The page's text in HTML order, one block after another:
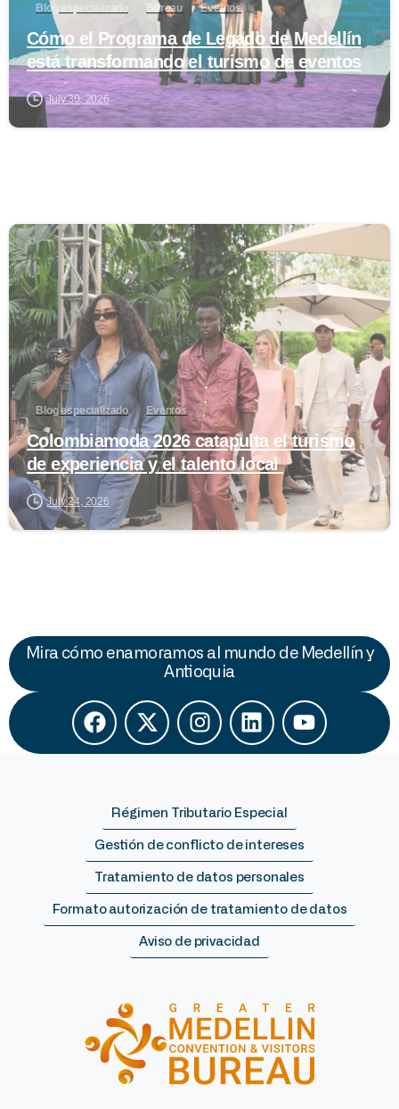
Blog especializado Bureau Eventos
Cómo el Programa de Legado de Medellín
está transformando el turismo de eventos
July 30, 2026
0
Blog especializado Eventos
Colombiamoda 2026 catapulta el turismo
de experiencia y el talento local
July 24, 2026
Mira cómo enamoramos al mundo de Medellín y
Antioquia
Régimen Tributario Especial
Gestión de conflicto de intereses
Tratamiento de datos personales
Formato autorización de tratamiento de datos
Aviso de privacidad